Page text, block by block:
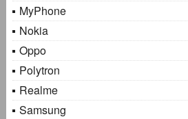
MyPhone
Nokia
Oppo
Polytron
Realme
Samsung